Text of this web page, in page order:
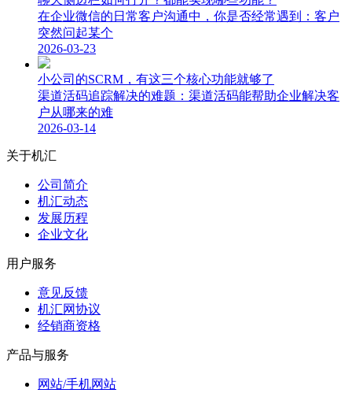
在企业微信的日常客户沟通中，你是否经常遇到：客户
突然问起某个
2026-03-23
小公司的SCRM，有这三个核心功能就够了
渠道活码追踪解决的难题：渠道活码能帮助企业解决客
户从哪来的难
2026-03-14
关于机汇
公司简介
机汇动态
发展历程
企业文化
用户服务
意见反馈
机汇网协议
经销商资格
产品与服务
网站/手机网站